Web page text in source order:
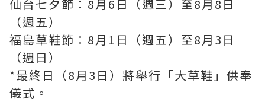
仙台七夕節：8月6日（週三）至8月8日
（週五）
福島草鞋節：8月1日（週五）至8月3日
（週日）
*最終日（8月3日）將舉行「大草鞋」供奉
儀式。